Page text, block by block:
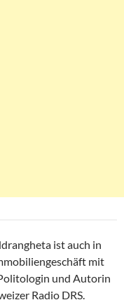
ist auch in
mit
und Autorin
Radio DRS.